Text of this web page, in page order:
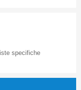
specifiche